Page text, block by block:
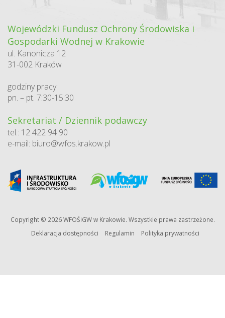
Wojewódzki Fundusz Ochrony Środowiska i
Gospodarki Wodnej w Krakowie
ul. Kanonicza 12
31-002 Kraków
godziny pracy:
pn. – pt. 7:30-15:30
Sekretariat / Dziennik podawczy
tel.: 12 422 94 90
e-mail: biuro@wfos.krakow.pl
Copyright © 2026 WFOŚiGW w Krakowie. Wszystkie prawa zastrzeżone.
Deklaracja dostępności Regulamin Polityka prywatności